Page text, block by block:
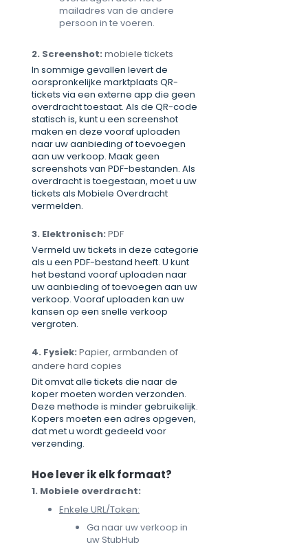
mailadres van de andere
persoon in te voeren.
2. Screenshot: mobiele tickets
In sommige gevallen levert de
oorspronkelijke marktplaats QR-
tickets via een externe app die geen
overdracht toestaat. Als de QR-code
statisch is, kunt u een screenshot
maken en deze vooraf uploaden
naar uw aanbieding of toevoegen
aan uw verkoop. Maak geen
screenshots van PDF-bestanden. Als
overdracht is toegestaan, moet u uw
tickets als Mobiele Overdracht
vermelden.
3. Elektronisch: PDF
Vermeld uw tickets in deze categorie
als u een PDF-bestand heeft. U kunt
het bestand vooraf uploaden naar
uw aanbieding of toevoegen aan uw
verkoop. Vooraf uploaden kan uw
kansen op een snelle verkoop
vergroten.
4. Fysiek: Papier, armbanden of
andere hard copies
Dit omvat alle tickets die naar de
koper moeten worden verzonden.
Deze methode is minder gebruikelijk.
Kopers moeten een adres opgeven,
dat met u wordt gedeeld voor
verzending.
Hoe lever ik elk formaat?
1. Mobiele overdracht:
Enkele URL/Token:
Ga naar uw verkoop in
uw StubHub